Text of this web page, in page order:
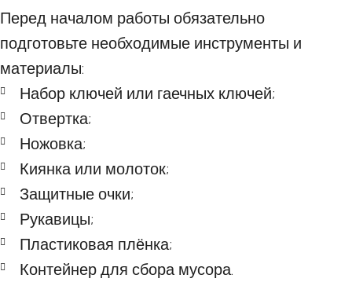
Перед началом работы обязательно
подготовьте необходимые инструменты и
материалы:
Набор ключей или гаечных ключей;
Отвертка;
Ножовка;
Киянка или молоток;
Защитные очки;
Рукавицы;
Пластиковая плёнка;
Контейнер для сбора мусора.